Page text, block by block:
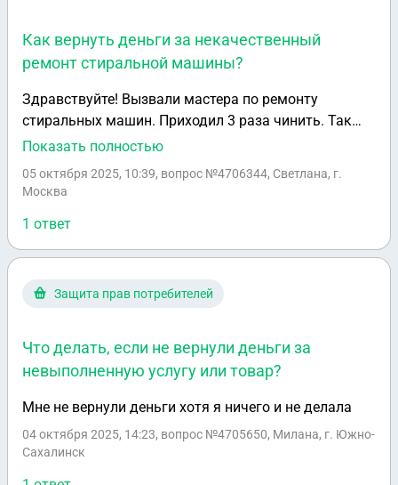
Как вернуть деньги за некачественный
ремонт стиральной машины?
Здравствуйте! Вызвали мастера по ремонту
стиральных машин. Приходил 3 раза чинить. Так
как она потом опять ломалась. Гарантия год на его
машинки и уже 2 недели его нет. Хотя говорил, что
вернуть деньги за первую починку 16000 и
расстаться с ним.
Показать полностью
05 октября 2025, 10:39, вопрос №4706344, Светлана, г.
Москва
1 ответ
Защита прав потребителей
Что делать, если не вернули деньги за
невыполненную услугу или товар?
Мне не вернули деньги хотя я ничего и не делала
04 октября 2025, 14:23, вопрос №4705650, Милана, г. Южно-
Сахалинск